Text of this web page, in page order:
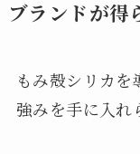
ブランドが得
もみ殻シリカ
強みを手に入れ